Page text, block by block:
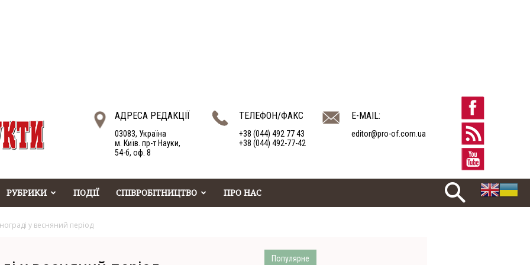
АДРЕСА РЕДАКЦІЇ
03083, Україна
м. Київ. пр-т Науки,
54-б, оф. 8
ТЕЛЕФОН/ФАКС
+38 (044) 492 77 43
+38 (044) 492-77-42
E-MAIL:
editor@pro-of.com.ua
РУБРИКИ ПОДІЇ СПІВРОБІТНИЦТВО ПРО НАС
у весняний період
Популярне